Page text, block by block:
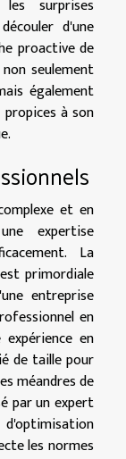
surprises
d'une
proactive de
seulement
également
à son
et en
expertise
La
primordiale
entreprise
en
en
de taille pour
méandres de
par un expert
les normes